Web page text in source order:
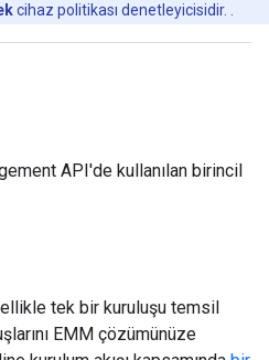
cihaz politikası denetleyicisidir. .
API'de kullanılan birincil
tek bir kuruluşu temsil
EMM çözümünüze